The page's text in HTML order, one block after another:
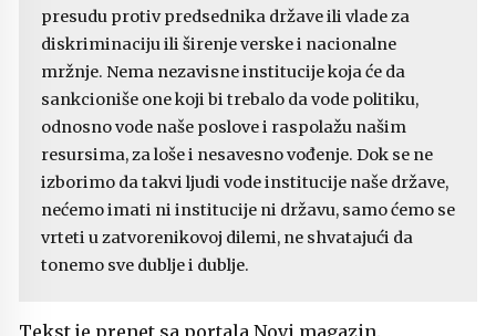
presudu protiv predsednika države ili vlade za
diskriminaciju ili širenje verske i nacionalne
mržnje. Nema nezavisne institucije koja će da
sankcioniše one koji bi trebalo da vode politiku,
odnosno vode naše poslove i raspolažu našim
resursima, za loše i nesavesno vođenje. Dok se ne
izborimo da takvi ljudi vode institucije naše države,
nećemo imati ni institucije ni državu, samo ćemo se
vrteti u zatvorenikovoj dilemi, ne shvatajući da
tonemo sve dublje i dublje.